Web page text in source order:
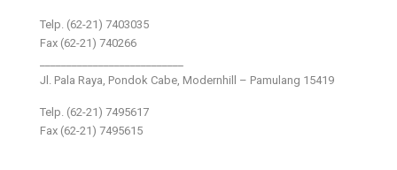
Telp. (62-21) 7403035
Fax (62-21) 740266
Jl. Pala Raya, Pondok Cabe, Modernhill – Pamulang 15419
Telp. (62-21) 7495617
Fax (62-21) 7495615